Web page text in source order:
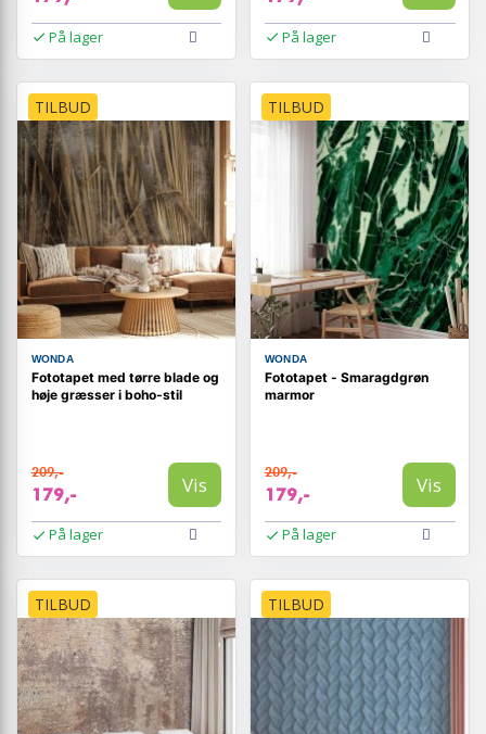
På lager På lager
TILBUD
WONDA
Fototapet med tørre blade og
høje græsser i boho-stil
209,-
179,- Vis
På lager
TILBUD
WONDA
Fototapet - Smaragdgrøn
marmor
209,-
179,- Vis
På lager
TILBUD TILBUD